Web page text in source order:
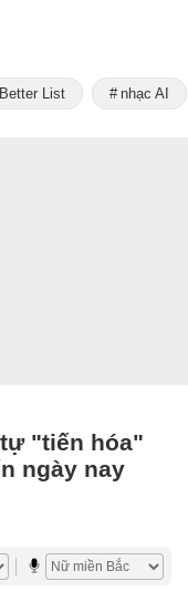
Better List nhạc AI
"tiến hóa"
ngày nay